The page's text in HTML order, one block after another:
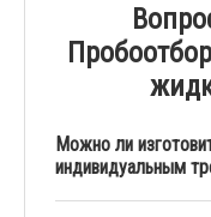
Можно ли
индивидуальным